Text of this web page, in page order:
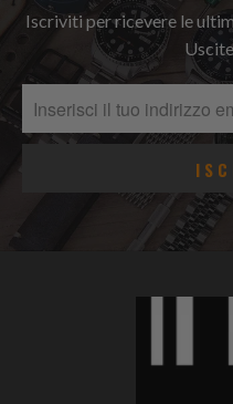
Iscriviti per ricevere le